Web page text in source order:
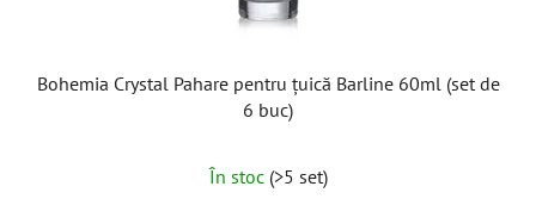
Bohemia Crystal Pahare pentru țuică Barline 60ml (set de
6 buc)
În stoc (>5 set)